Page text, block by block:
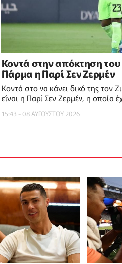
Κοντά στην απόκτηση
Πάρμα η Παρί Σεν Ζερμέν
Κοντά στο να κάνει δικό της τον
είναι η Παρί Σεν Ζερμέν, η οποία
15:43 - 08 ΑΥΓΟΥΣΤΟΥ 2026